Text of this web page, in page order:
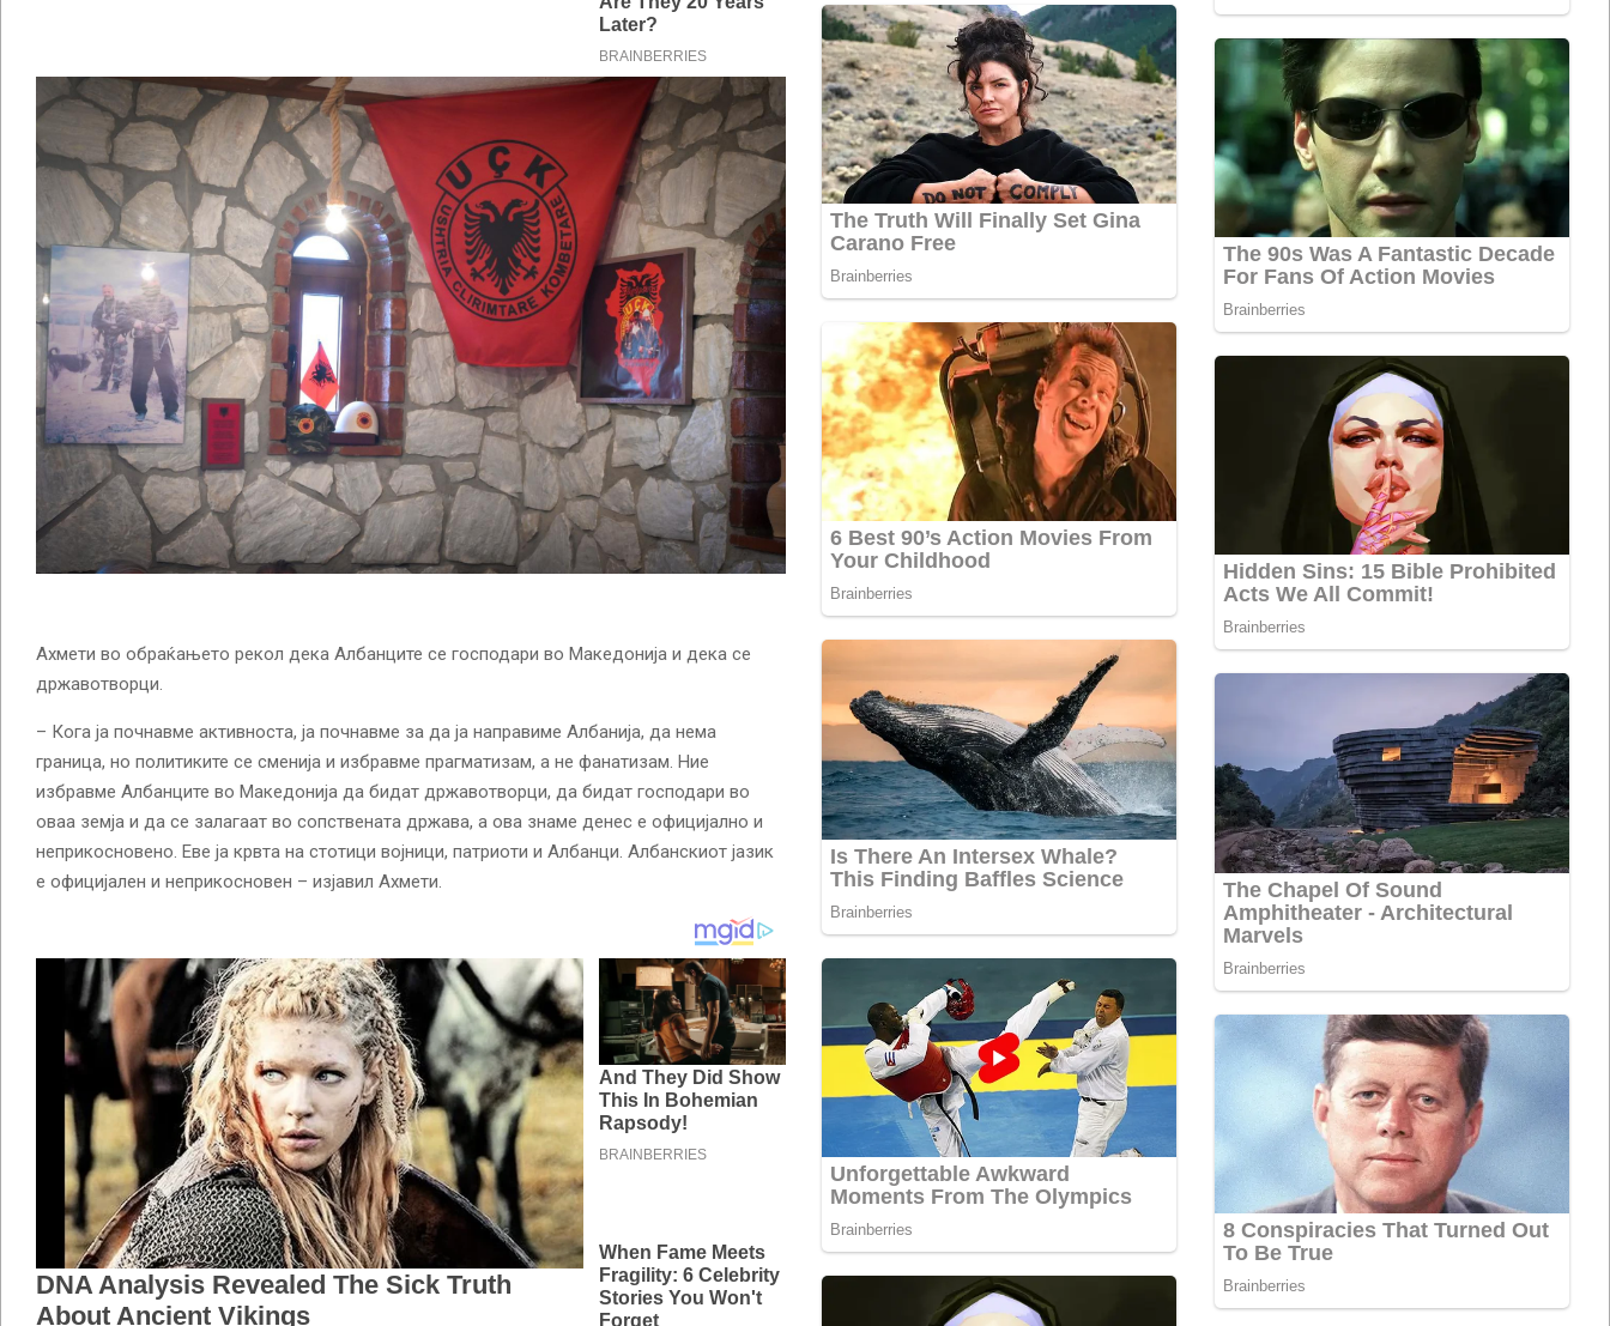
Ахмети во обраќањето рекол дека Албанците се господари во Македонија и дека се
државотворци.
– Кога ја почнавме активноста, ја почнавме за да ја направиме Албанија, да нема
граница, но политиките се сменија и избравме прагматизам, а не фанатизам. Ние
избравме Албанците во Македонија да бидат државотворци, да бидат господари во
оваа земја и да се залагаат во сопствената држава, а ова знаме денес е официјално и
неприкосновено. Еве ја крвта на стотици војници, патриоти и Албанци. Албанскиот јазик
е официјален и неприкосновен – изјавил Ахмети.